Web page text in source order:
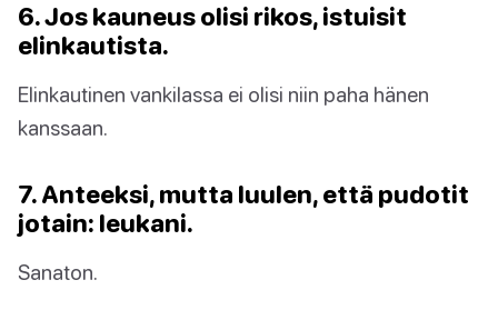
6. Jos kauneus olisi rikos, istuisit
elinkautista.
Elinkautinen vankilassa ei olisi niin paha hänen
kanssaan.
7. Anteeksi, mutta luulen, että pudotit
jotain: leukani.
Sanaton.